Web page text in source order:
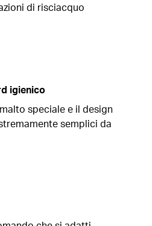
di risciacquo
igienico
speciale e il design
semplici da